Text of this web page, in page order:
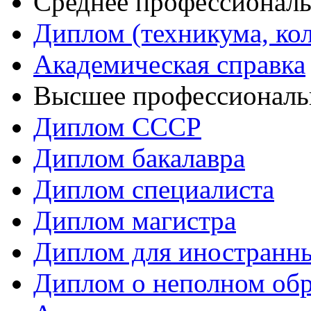
Диплом (техникума,
Академическая справка
Высшее
Диплом СССР
Диплом бакалавра
Диплом специалиста
Диплом магистра
Диплом для
Диплом о неполном